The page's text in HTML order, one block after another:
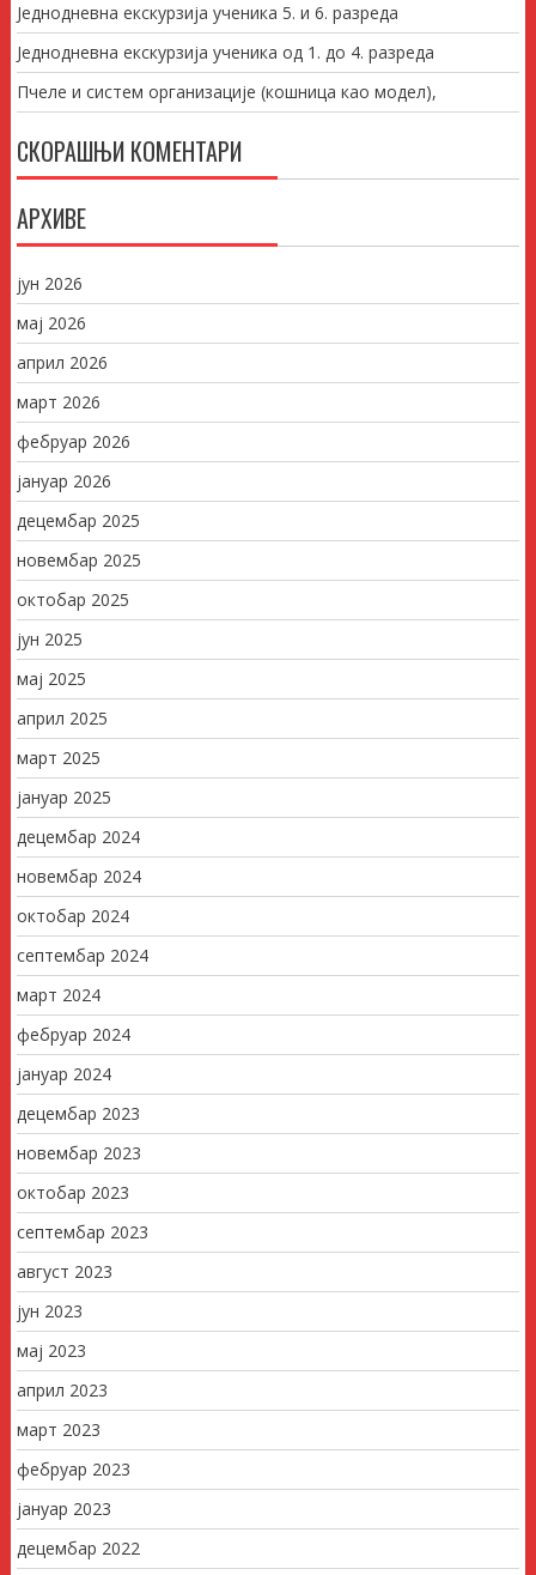
Једнодневна екскурзија ученика 5. и 6. разреда
Једнодневна екскурзија ученика од 1. до 4. разреда
Пчеле и систем организације (кошница као модел),
СКОРАШЊИ КОМЕНТАРИ
АРХИВЕ
јун 2026
мај 2026
април 2026
март 2026
фебруар 2026
јануар 2026
децембар 2025
новембар 2025
октобар 2025
јун 2025
мај 2025
април 2025
март 2025
јануар 2025
децембар 2024
новембар 2024
октобар 2024
септембар 2024
март 2024
фебруар 2024
јануар 2024
децембар 2023
новембар 2023
октобар 2023
септембар 2023
август 2023
јун 2023
мај 2023
април 2023
март 2023
фебруар 2023
јануар 2023
децембар 2022